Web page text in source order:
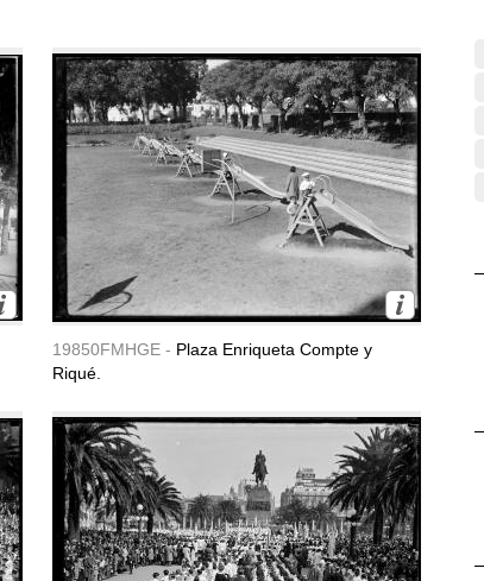
19850FMHGE - Plaza Enriqueta Compte y
Riqué.